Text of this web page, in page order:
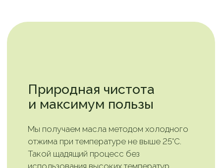
Насыщенный букет
живых масел
уникальный вкус и аромат, раскрывающий
Вы почувствуете нотки свежести
в льняном масле, ореховую сладость
в кедровом, пикантность в тыквенном.